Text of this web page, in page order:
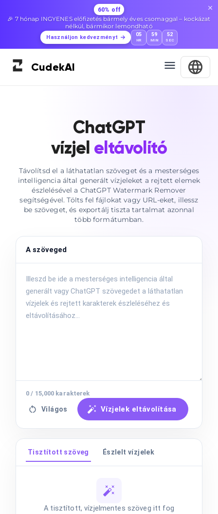
60% off
🎉 7 hónap INGYENES előfizetés bármely éves csomaggal – kockázat
nélkül, bármikor lemondható
Használjon kedvezményt 05
HR
59
MIN
51
SEC
CudekAI
ChatGPT
vízjel eltávolító
Távolítsd el a láthatatlan szöveget és a mesterséges
intelligencia által generált vízjeleket a rejtett elemek
észlelésével a ChatGPT Watermark Remover
segítségével. Tölts fel fájlokat vagy URL-eket, illessz
be szöveget, és exportálj tiszta tartalmat azonnal
több formátumban.
A szöveged
0 / 15,000 karakterek
Világos Vízjelek eltávolítása
Tisztított szöveg Észlelt vízjelek
A tisztított, vízjelmentes szöveg itt fog